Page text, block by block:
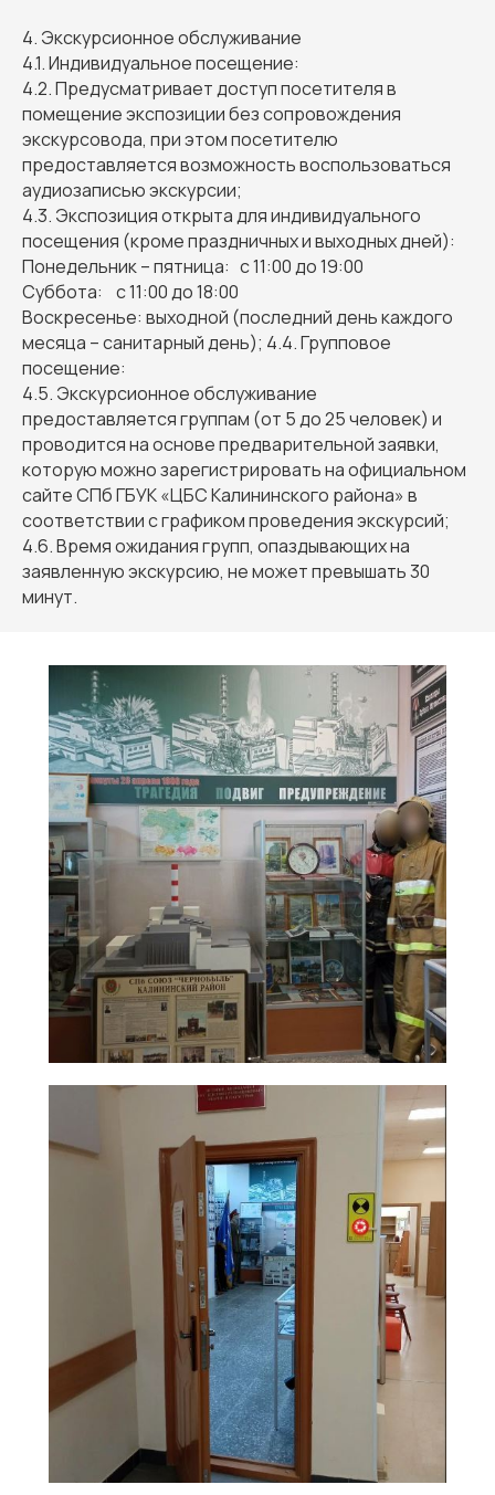
4. Экскурсионное обслуживание
4.1. Индивидуальное посещение:
4.2. Предусматривает доступ посетителя в
помещение экспозиции без сопровождения
экскурсовода, при этом посетителю
предоставляется возможность воспользоваться
аудиозаписью экскурсии;
4.3. Экспозиция открыта для индивидуального
посещения (кроме праздничных и выходных дней):
Понедельник – пятница: с 11:00 до 19:00
Суббота: с 11:00 до 18:00
Воскресенье: выходной (последний день каждого
месяца – санитарный день); 4.4. Групповое
посещение:
4.5. Экскурсионное обслуживание
предоставляется группам (от 5 до 25 человек) и
проводится на основе предварительной заявки,
которую можно зарегистрировать на официальном
сайте СПб ГБУК «ЦБС Калининского района» в
соответствии с графиком проведения экскурсий;
4.6. Время ожидания групп, опаздывающих на
заявленную экскурсию, не может превышать 30
минут.